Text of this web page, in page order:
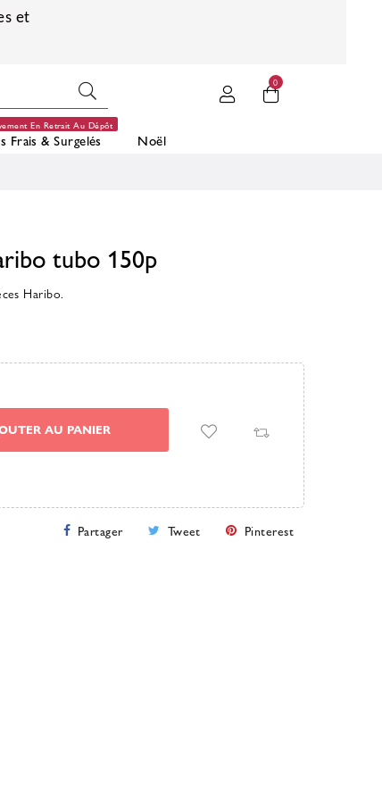
et
0
Frais & Surgelés
En Retrait Au Dépôt
Noël
tubo 150p
Haribo.
AU PANIER
Partager Tweet Pinterest